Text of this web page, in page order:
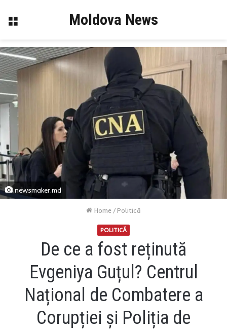
Menu Moldova News
newsmaker.md
Home /Politică
POLITICĂ
De ce a fost reținută
Evgeniya Guțul? Centrul
Național de Combatere a
Corupției și Poliția de